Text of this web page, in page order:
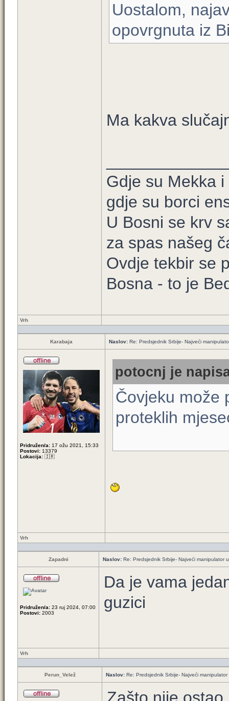
Uostalom,
opovrgnuta iz
Ma kakva
Gdje su Mekka
gdje su borci
U Bosni se krv
za spas našeg
Ovdje tekbir se
Bosna - to je
Vrh
Karabaja Naslov: Re: Predsjednik Srbije- Najveći
Pridružen/a: 17 ožu 2021, 15:33
Postovi: 13379
Lokacija: 🇮🇷
potocnj je
Čovjeku može
proteklih
Vrh
Zapadni Naslov: Re: Predsjednik Srbije- Najveći manipulator
Pridružen/a: 23 ruj 2024, 07:00
Postovi: 2003
Da je vama
guzici
Vrh
Perun_Velež Naslov: Re: Predsjednik Srbije- Najveći